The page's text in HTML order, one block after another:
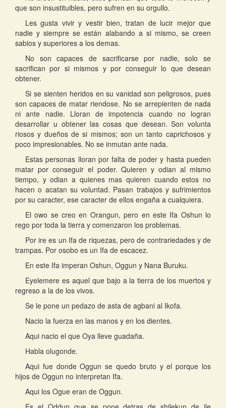
que son insustituibles, pero sufren en su orgullo.
Les gusta vivir y vestir bien, tratan de lucir mejor que
nadie y siempre se están alabando a si mismo, se creen
sabios y superiores a los demas.
No son capaces de sacrificarse por nadie, solo se
sacrifican por si mismos y por conseguir lo que desean
obtener.
Si se sienten heridos en su vanidad son peligrosos, pues
son capaces de matar riendose. No se arrepienten de nada
ni ante nadie. Lloran de impotencia cuando no logran
desarrollar u obtener las cosas que desean. Son volunta
riosos y dueños de si mismos; son un tanto caprichosos y
poco impresionables. No se inmutan ante nada.
Estas personas lloran por falta de poder y hasta pueden
matar por conseguir el poder. Quieren y odian al mismo
tiempo, y odian a quienes mas quieren cuando estos no
hacen o acatan su voluntad. Pasan trabajos y sufrimientos
por su caracter, ese caracter de ellos engaña a cualquiera.
El owo se creo en Orangun, pero en este Ifa Oshun lo
rego por toda la tierra y comenzaron los problemas.
Por ire es un Ifa de riquezas, pero de contrariedades y de
trampas. Por osobo es un Ifa de escacez.
En este Ifa imperan Oshun, Oggun y Nana Buruku.
Eyelemere es aquel que bajo a la tierra de los muertos y
regreso a la de los vivos.
Se le pone un pedazo de asta de agbani al Ikofa.
Nacio la fuerza en las manos y en los dientes.
Aqui nacio el que Oya lleve guadaña.
Habla olugonde.
Aqui fue donde Oggun se quedo bruto y el porque los
hijos de Oggun no interpretan Ifa.
Aqui los Ogue eran de Oggun.